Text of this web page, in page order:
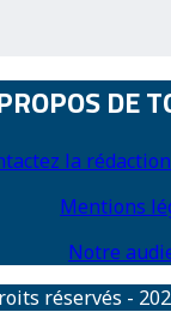
DE
la
Mentions
Notre
réservés -